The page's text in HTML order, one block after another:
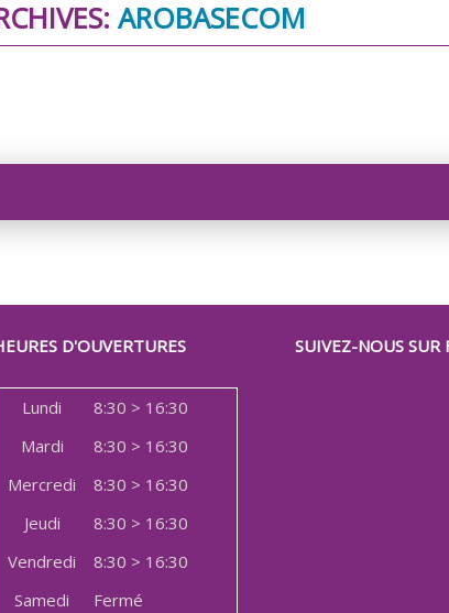
AROBASECOM
D'OUVERTURES
Lundi
8:30 > 16:30
Mardi
8:30 > 16:30
Mercredi
8:30 > 16:30
Jeudi
8:30 > 16:30
Vendredi
8:30 > 16:30
Samedi
Fermé
SUIVEZ-NOUS SUR